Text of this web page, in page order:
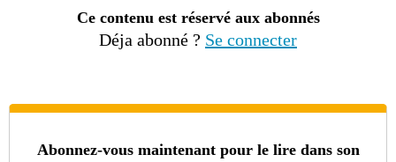
Ce contenu est réservé aux abonnés
Déja abonné ? Se connecter
Abonnez-vous maintenant pour le lire dans son